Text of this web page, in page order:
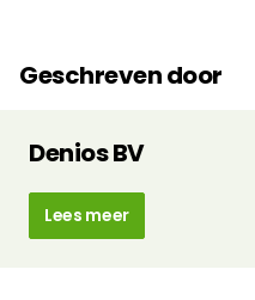
Geschreven door
Denios BV
Lees meer